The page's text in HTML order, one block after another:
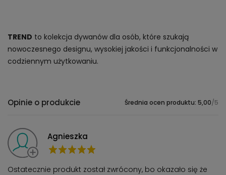
TREND to kolekcja dywanów dla osób, które szukają
nowoczesnego designu, wysokiej jakości i funkcjonalności w
codziennym użytkowaniu.
Opinie o produkcie Średnia ocen produktu: 5,00/5
Agnieszka
Ostatecznie produkt został zwrócony, bo okazało się że